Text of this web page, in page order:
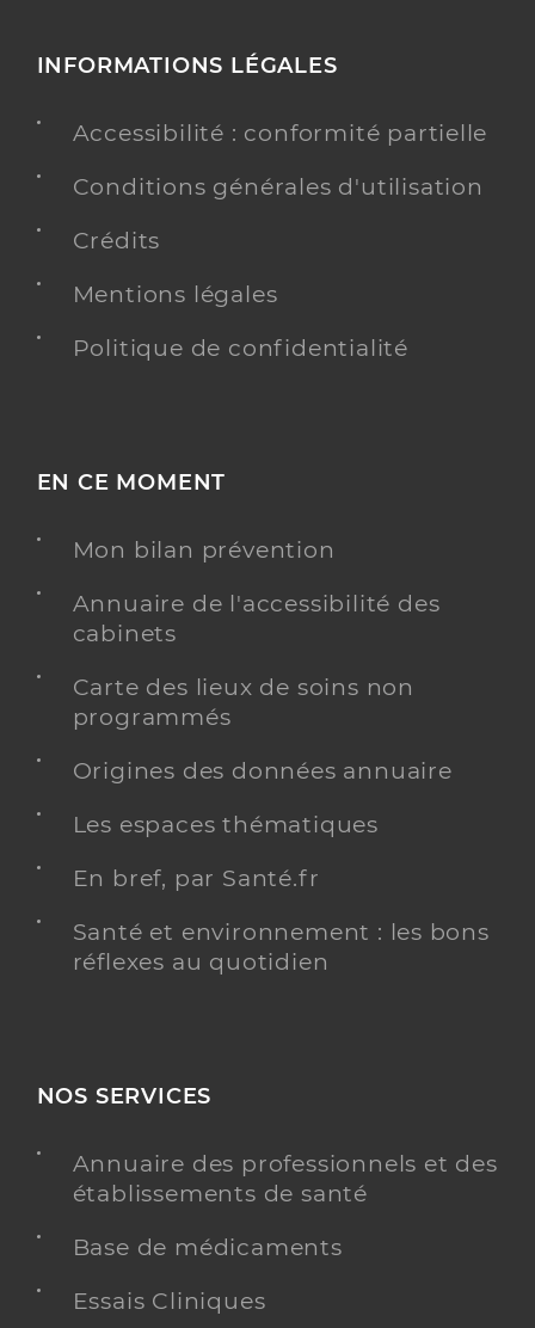
INFORMATIONS LÉGALES
Accessibilité : conformité partielle
Conditions générales d'utilisation
Crédits
Mentions légales
Politique de confidentialité
EN CE MOMENT
Mon bilan prévention
Annuaire de l'accessibilité des
cabinets
Carte des lieux de soins non
programmés
Origines des données annuaire
Les espaces thématiques
En bref, par Santé.fr
Santé et environnement : les bons
réflexes au quotidien
NOS SERVICES
Annuaire des professionnels et des
établissements de santé
Base de médicaments
Essais Cliniques